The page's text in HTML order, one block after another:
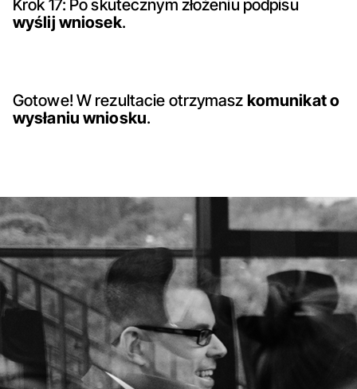
Krok 17: Po skutecznym złożeniu podpisu
wyślij wniosek.
Gotowe! W rezultacie otrzymasz komunikat o
wysłaniu wniosku.